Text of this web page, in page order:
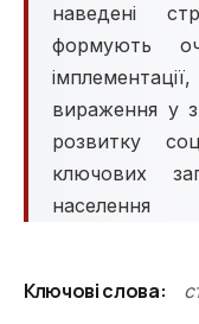
наведені
формують
вираження у
розвитку
ключових
населення
Ключові слова: